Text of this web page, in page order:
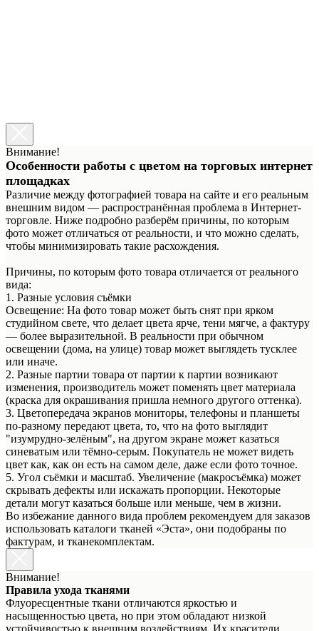
Внимание!
Особенности работы с цветом на торговых интернет
площадках
Различие между фотографией товара на сайте и его реальным
внешним видом — распространённая проблема в Интернет-
торговле. Ниже подробно разберём причины, по которым
фото может отличаться от реальности, и что можно сделать,
чтобы минимизировать такие расхождения.
Причины, по которым фото товара отличается от реального
вида:
1. Разные условия съёмки
Освещение: На фото товар может быть снят при ярком
студийном свете, что делает цвета ярче, тени мягче, а фактуру
— более выразительной. В реальности при обычном
освещении (дома, на улице) товар может выглядеть тусклее
или иначе.
2. Разные партии товара от партии к партии возникают
изменения, производитель может поменять цвет материала
(краска для окрашивания пришла немного другого оттенка).
3. Цветопередача экранов мониторы, телефоны и планшеты
по-разному передают цвета, то, что на фото выглядит
"изумрудно-зелёным", на другом экране может казаться
синеватым или тёмно-серым. Покупатель не может видеть
цвет как, как он есть на самом деле, даже если фото точное.
5. Угол съёмки и масштаб. Увеличение (макросъёмка) может
скрывать дефекты или искажать пропорции. Некоторые
детали могут казаться больше или меньше, чем в жизни.
Во избежание данного вида проблем рекомендуем для заказов
использовать каталоги тканей «Эста», они подобраны по
фактурам, и тканекомплектам.
Внимание!
Правила ухода тканями
Флуоресцентные ткани отличаются яркостью и
насыщенностью цвета, но при этом обладают низкой